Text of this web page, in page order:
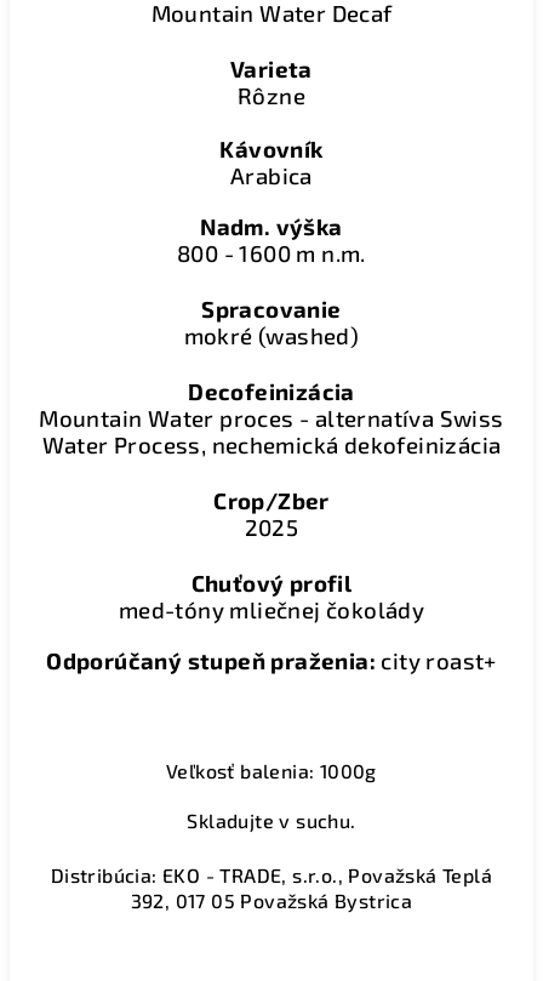
Mountain Water Decaf
Varieta
Rôzne
Kávovník
Arabica
Nadm. výška
800 - 1600 m n.m.
Spracovanie
mokré (washed)
Decofeinizácia
Mountain Water proces - alternatíva Swiss
Water Process, nechemická dekofeinizácia
Crop/Zber
2025
Chuťový profil
med-tóny mliečnej čokolády
Odporúčaný stupeň praženia: city roast+
Veľkosť balenia: 1000g
Skladujte v suchu.
Distribúcia: EKO - TRADE, s.r.o., Považská Teplá
392, 017 05 Považská Bystrica